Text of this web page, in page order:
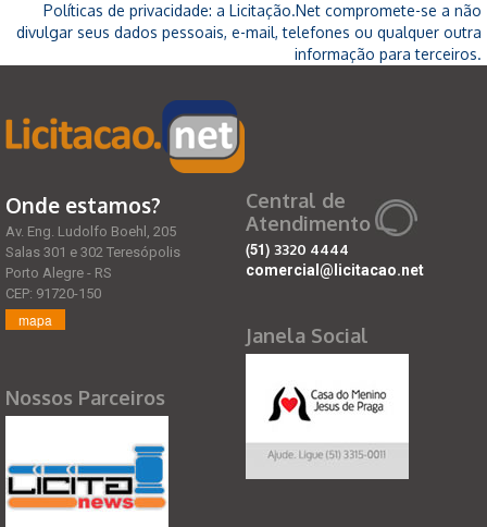
Políticas de privacidade: a Licitação.Net compromete-se a não
divulgar seus dados pessoais, e-mail, telefones ou qualquer outra
informação para terceiros.
Onde estamos?
Av. Eng. Ludolfo Boehl, 205
Salas 301 e 302 Teresópolis
Porto Alegre - RS
CEP: 91720-150
mapa
Nossos Parceiros
Central de
Atendimento
(51) 3320 4444
comercial@licitacao.net
Janela Social